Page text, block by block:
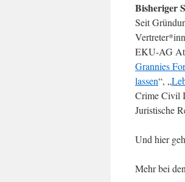
Bisheriger
Seit
EKU-AG
Grannies
lassen“, „
Crime Civil
Juristische
Und hier
Mehr bei den